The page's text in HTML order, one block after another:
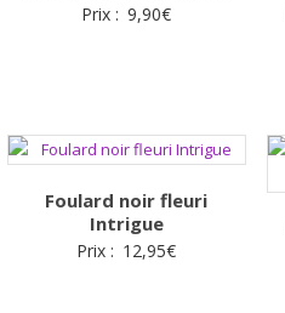
Prix : 9,90€
Foulard noir fleuri
Intrigue
Prix : 12,95€